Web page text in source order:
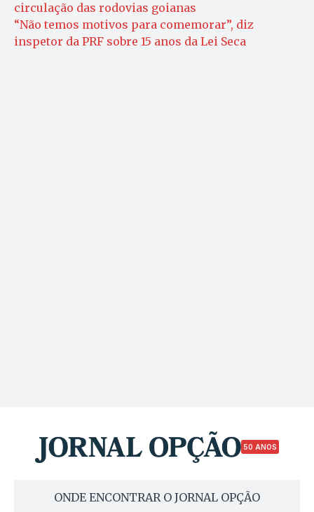
circulação das rodovias goianas
“Não temos motivos para comemorar”, diz
inspetor da PRF sobre 15 anos da Lei Seca
50 ANOS
ONDE ENCONTRAR O JORNAL OPÇÃO